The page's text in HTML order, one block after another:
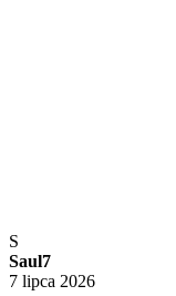
S
Saul7
7 lipca 2026